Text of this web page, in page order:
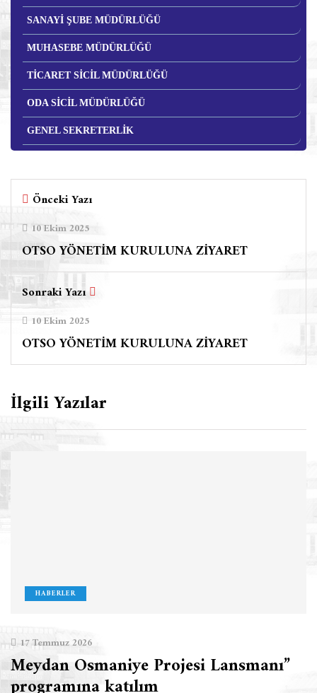
SANAYİ ŞUBE MÜDÜRLÜĞÜ
MUHASEBE MÜDÜRLÜĞÜ
TİCARET SİCİL MÜDÜRLÜĞÜ
ODA SİCİL MÜDÜRLÜĞÜ
GENEL SEKRETERLİK
Önceki Yazı
10 Ekim 2025
OTSO YÖNETİM KURULUNA ZİYARET
Sonraki Yazı
10 Ekim 2025
OTSO YÖNETİM KURULUNA ZİYARET
İlgili Yazılar
HABERLER
17 Temmuz 2026
Meydan Osmaniye Projesi Lansmanı”